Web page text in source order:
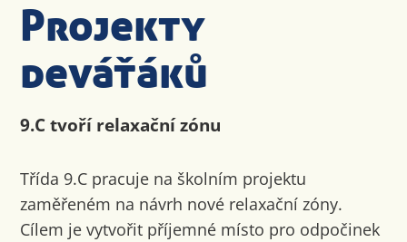
Projekty
deváťáků
9.C tvoří relaxační zónu
Třída 9.C pracuje na školním projektu
zaměřeném na návrh nové relaxační zóny.
Cílem je vytvořit příjemné místo pro odpočinek